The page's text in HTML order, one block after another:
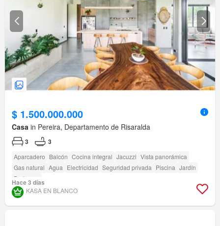
$ 1.500.000.000
Casa in Pereira, Departamento de Risaralda
3 3
Aparcadero Balcón Cocina integral Jacuzzi Vista panorámica
Gas natural Agua Electricidad Seguridad privada Piscina Jardín
Barbecue
Hace 3 días
KASA EN BLANCO